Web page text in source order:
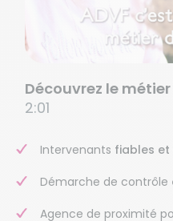
Découvrez le
2:01
Intervenants fiables et
Démarche de contrôle
Agence de proximité